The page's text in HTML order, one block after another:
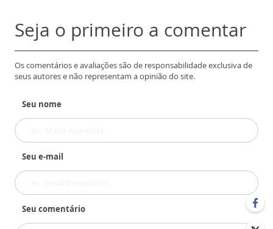
Seja o primeiro a comentar
Os comentários e avaliações são de responsabilidade exclusiva de
seus autores e não representam a opinião do site.
Seu nome
Seu e-mail
Seu comentário